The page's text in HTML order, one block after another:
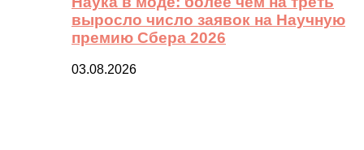
выросло число заявок на Научную
премию Сбера 2026
03.08.2026